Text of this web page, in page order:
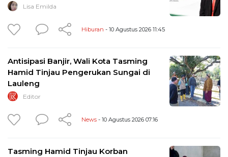
Lisa Emilda
Hiburan - 10 Agustus 2026 11:45
Antisipasi Banjir, Wali Kota Tasming
Hamid Tinjau Pengerukan Sungai di
Lauleng
Editor
News - 10 Agustus 2026 07:16
Tasming Hamid Tinjau Korban